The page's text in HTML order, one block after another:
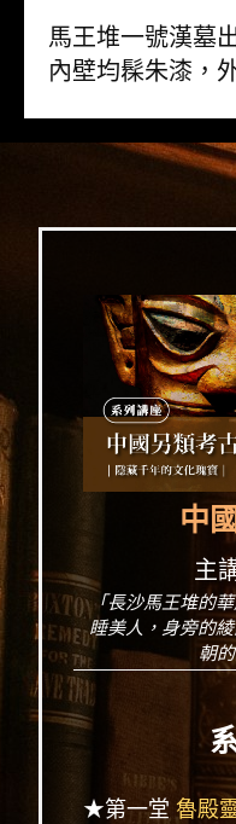
馬王堆一號漢墓
內壁均髹朱漆，
中
主
「長沙馬王堆的
睡美人，身旁的
朝
★第一堂 魯殿